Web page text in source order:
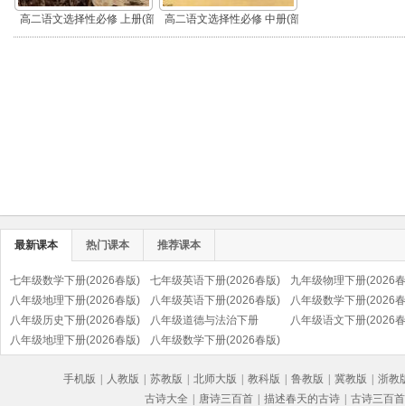
高二语文选择性必修 上册(部
编版)
高二语文选择性必修 中册(部
编版)
最新课本 热门课本 推荐课本
七年级数学下册(2026春版) 七年级英语下册(2026春版)
九年级物理下册(2026
八年级地理下册(2026春版)
八年级英语下册(2026春版)
八年级数学下册(2026
八年级历史下册(2026春版)
(部编版)
八年级道德与法治下册
(2026春版)(部编版)
八年级语文下册(2026
八年级地理下册(2026春版) 八年级数学下册(2026春版)
手机版 人教版 苏教版 北师大版 教科版 鲁教版 冀教版
浙教
古诗大全
唐诗三百首 描述春天的古诗
古诗三百首